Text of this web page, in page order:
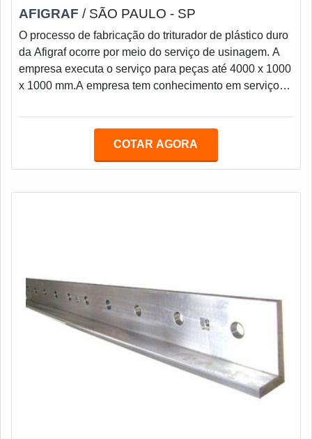
AFIGRAF / SÃO PAULO - SP
O processo de fabricação do triturador de plástico duro
da Afigraf ocorre por meio do serviço de usinagem. A
empresa executa o serviço para peças até 4000 x 1000
x 1000 mm.A empresa tem conhecimento em serviços
com ou sem tratamento térmico.Realiza também
dados de contato da empresa estão disponibilizados
COTAR AGORA